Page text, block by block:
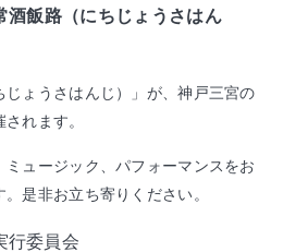
酒飯路（にちじょうさはん
じょうさはんじ）」が、神戸三宮の
れます。
ミュージック、パフォーマンスをお
是非お立ち寄りください。
行委員会